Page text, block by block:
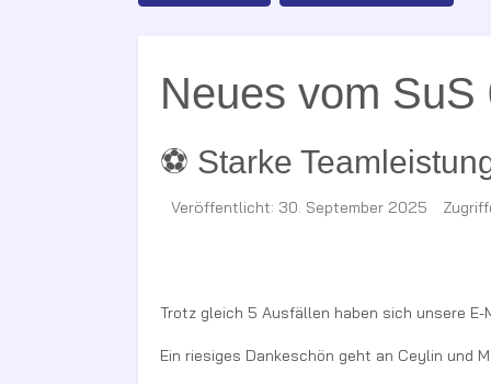
Neues vom SuS
⚽ Starke
Veröffentlicht: 30. September 2025
Trotz gleich 5 Ausfällen haben sich unsere
Ein riesiges Dankeschön geht an Ceylin und